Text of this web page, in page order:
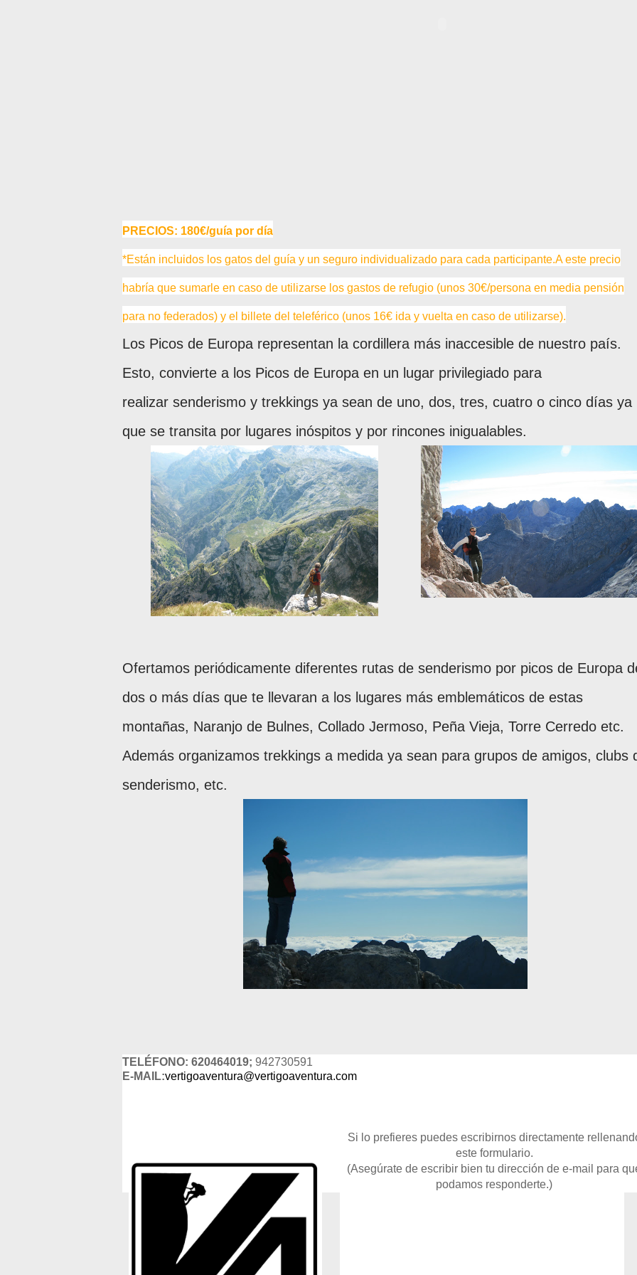
PRECIOS: 180€/guía por día
*Están incluidos los gatos del guía y un seguro individualizado para cada participante.A este precio
habría que sumarle en caso de utilizarse los gastos de refugio (unos 30€/persona en media pensión
para no federados) y el billete del teleférico (unos 16€ ida y vuelta en caso de utilizarse).
Los Picos de Europa representan la cordillera más inaccesible de nuestro país.
Esto, convierte a los Picos de Europa en un lugar privilegiado para
realizar senderismo y trekkings ya sean de uno, dos, tres, cuatro o cinco días ya
que se transita por lugares inóspitos y por rincones inigualables.
Ofertamos periódicamente diferentes rutas de senderismo por picos de Europa
dos o más días que te llevaran a los lugares más emblemáticos de estas
montañas, Naranjo de Bulnes, Collado Jermoso, Peña Vieja, Torre Cerredo etc.
Además organizamos trekkings a medida ya sean para grupos de amigos, clubs
senderismo, etc.
TELÉFONO: 620464019; 942730591
E-MAIL:vertigoaventura@vertigoaventura.com
Si lo prefieres puedes escribirnos directamente rellenando
este formulario.
(Asegúrate de escribir bien tu dirección de e-mail para que
podamos responderte.)